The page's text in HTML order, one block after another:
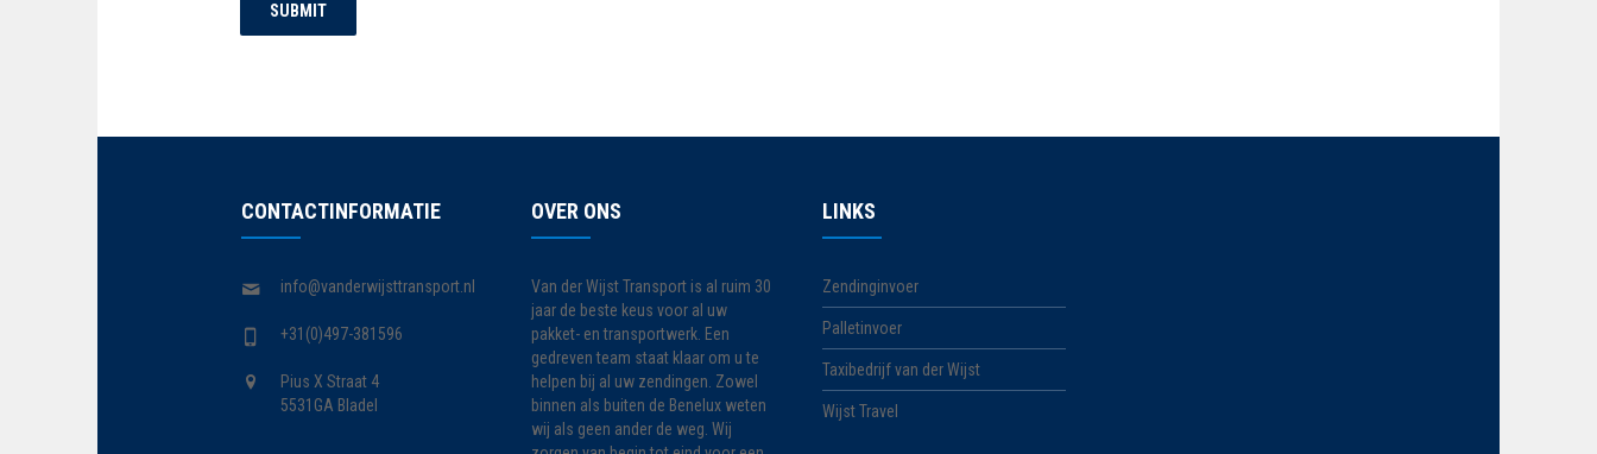
SUBMIT
CONTACTINFORMATIE
info@vanderwijsttransport.nl
+31(0)497-381596
Pius X Straat 4
5531GA Bladel
OVER ONS
Van der Wijst Transport is al ruim 30
jaar de beste keus voor al uw
pakket- en transportwerk. Een
gedreven team staat klaar om u te
helpen bij al uw zendingen. Zowel
binnen als buiten de Benelux weten
wij als geen ander de weg. Wij
LINKS
Zendinginvoer
Palletinvoer
Taxibedrijf van der Wijst
Wijst Travel